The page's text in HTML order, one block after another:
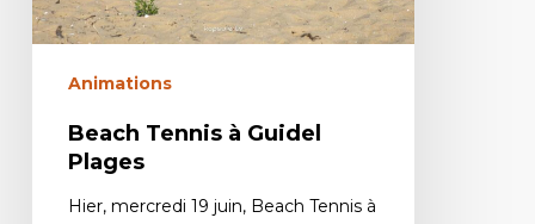
Animations
Beach Tennis à Guidel
Plages
Hier, mercredi 19 juin, Beach Tennis à